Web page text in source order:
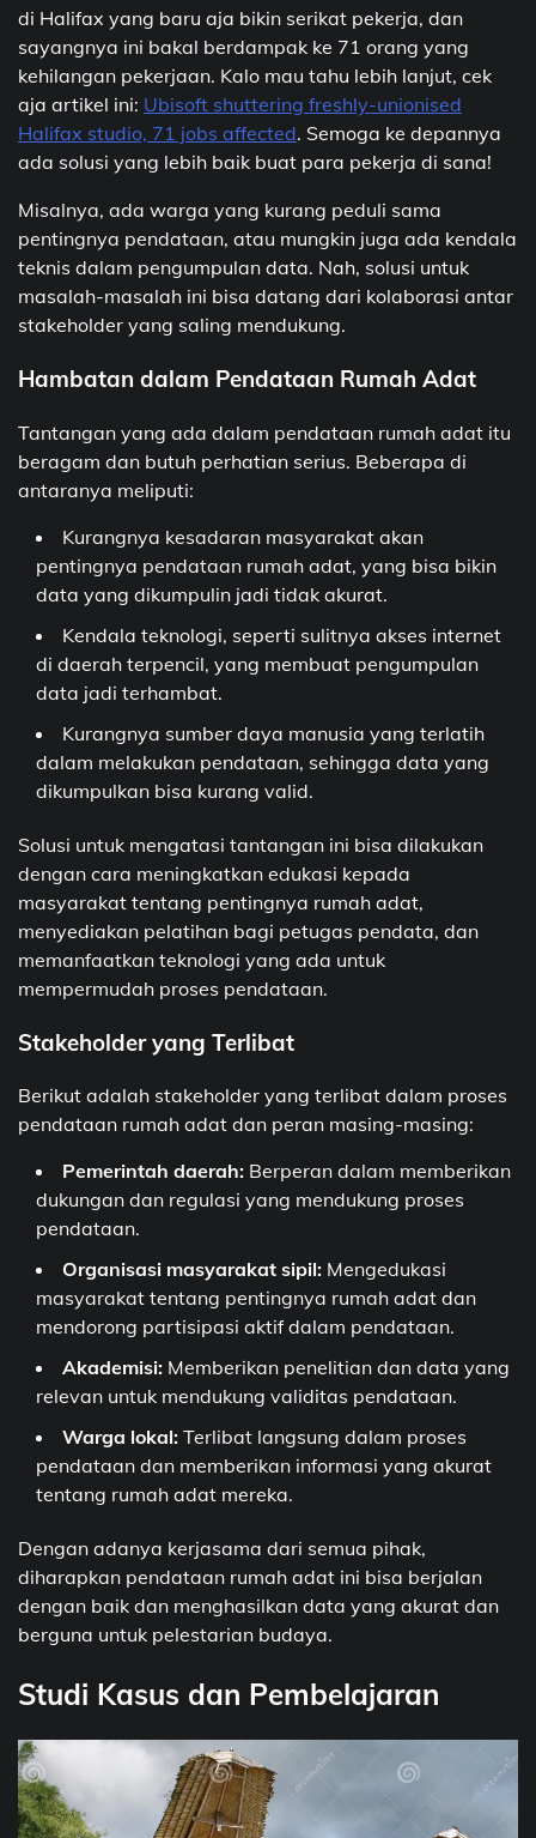
di Halifax yang baru aja bikin serikat pekerja, dan
sayangnya ini bakal berdampak ke 71 orang yang
kehilangan pekerjaan. Kalo mau tahu lebih lanjut, cek
aja artikel ini: Ubisoft shuttering freshly-unionised
Halifax studio, 71 jobs affected. Semoga ke depannya
ada solusi yang lebih baik buat para pekerja di sana!
Misalnya, ada warga yang kurang peduli sama
pentingnya pendataan, atau mungkin juga ada kendala
teknis dalam pengumpulan data. Nah, solusi untuk
masalah-masalah ini bisa datang dari kolaborasi antar
stakeholder yang saling mendukung.
Hambatan dalam Pendataan Rumah Adat
Tantangan yang ada dalam pendataan rumah adat itu
beragam dan butuh perhatian serius. Beberapa di
antaranya meliputi:
Kurangnya kesadaran masyarakat akan
pentingnya pendataan rumah adat, yang bisa bikin
data yang dikumpulin jadi tidak akurat.
Kendala teknologi, seperti sulitnya akses internet
di daerah terpencil, yang membuat pengumpulan
data jadi terhambat.
Kurangnya sumber daya manusia yang terlatih
dalam melakukan pendataan, sehingga data yang
dikumpulkan bisa kurang valid.
Solusi untuk mengatasi tantangan ini bisa dilakukan
dengan cara meningkatkan edukasi kepada
masyarakat tentang pentingnya rumah adat,
menyediakan pelatihan bagi petugas pendata, dan
memanfaatkan teknologi yang ada untuk
mempermudah proses pendataan.
Stakeholder yang Terlibat
Berikut adalah stakeholder yang terlibat dalam proses
pendataan rumah adat dan peran masing-masing:
Pemerintah daerah: Berperan dalam memberikan
dukungan dan regulasi yang mendukung proses
pendataan.
Organisasi masyarakat sipil: Mengedukasi
masyarakat tentang pentingnya rumah adat dan
mendorong partisipasi aktif dalam pendataan.
Akademisi: Memberikan penelitian dan data yang
relevan untuk mendukung validitas pendataan.
Warga lokal: Terlibat langsung dalam proses
pendataan dan memberikan informasi yang akurat
tentang rumah adat mereka.
Dengan adanya kerjasama dari semua pihak,
diharapkan pendataan rumah adat ini bisa berjalan
dengan baik dan menghasilkan data yang akurat dan
berguna untuk pelestarian budaya.
Studi Kasus dan Pembelajaran